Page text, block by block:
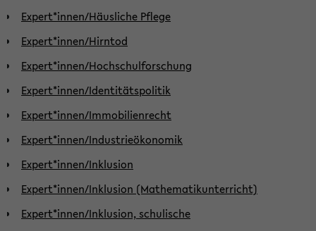
Expert*innen/Häusliche Pflege
Expert*innen/Hirntod
Expert*innen/Hochschulforschung
Expert*innen/Identitätspolitik
Expert*innen/Immobilienrecht
Expert*innen/Industrieökonomik
Expert*innen/Inklusion
Expert*innen/Inklusion (Mathematikunterricht)
Expert*innen/Inklusion, schulische